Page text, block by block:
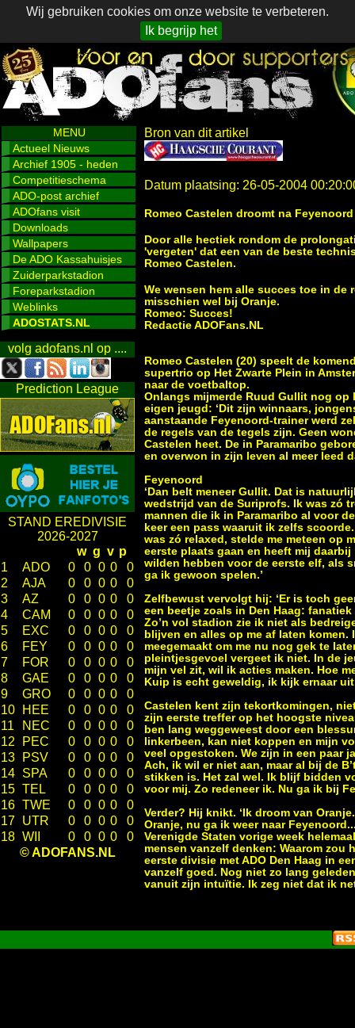
Wij gebruiken cookies om onze website te verbeteren.
Ik begrijp het
MENU
Actueel Nieuws
Archief 1905 - heden
Competitieschema
ADO-post archief
ADOfans visit
Downloads
Wallpapers
De ADO Kassahuisjes
Zuiderparkstadion
Foreparkstadion
Weblinks
ADOSTATS.NL
volg adofans.nl op ....
Prediction League
STAND EREDIVISIE
2026-2027
w g v p
1
ADO 0 0 0 0
0
2
AJA 0 0 0 0
0
3
AZ 0 0 0 0
0
4
CAM 0 0 0 0
0
5
EXC 0 0 0 0
0
6
FEY 0 0 0 0
0
7
FOR 0 0 0 0
0
8
GAE 0 0 0 0
0
9
GRO 0 0 0 0
0
10
HEE 0 0 0 0
0
11
NEC 0 0 0 0
0
12
PEC 0 0 0 0
0
13
PSV 0 0 0 0
0
14 SPA 0 0 0 0
0
15 TEL 0 0 0 0
0
16 TWE 0 0 0 0
0
17 UTR 0 0 0 0
0
18 WII 0 0 0 0
0
© ADOFANS.NL
Bron van dit artikel
Datum plaatsing: 26-05-2004
Romeo Castelen droomt na
Door alle hectiek rondom de
'vergeten' dat een van de beste
Romeo Castelen.
We wensen hem alle succes toe in
misschien wel bij Oranje.
Romeo: Succes!
Redactie ADOFans.NL
Romeo Castelen (20) speelt de
supertrio op Het Zwarte Plein in
naar de voetbaltop.
Onlangs mijmerde Ruud Gullit nog
eigen jeugd: ‘Dit zijn winnaars,
aanstaande Feyenoord-trainer werd
de regels van de tegels zijn. Geen
Castelen heet. De in Paramaribo
en overwon in zijn leven al meer leed
Feyenoord
‘Dan belt meneer Gullit. Dat is
wedstrijd van de Suriprofs. Ik was zó
mannen die ik in Paramaribo al voor
keer een pass waaruit ik zelfs
was zó relaxed, stelde me meteen op
eerste plaats gaan en heeft mij
wilden hebben voor de eerste elf, als
ga ik gewoon spelen.’
Zelfbewust vervolgt hij: ‘Er is toch
een beetje zoals in Den Haag:
Zo’n vol stadion zie ik niet als
blijven en alles op me af laten
meegemaakt om me nu nog gek te
pleintjesgevoel vergeet ik niet. In de
mijn vel zit, wil ik acties maken. Hoe
Kuip is echt geweldig, ik kijk ernaar
Castelen kent zijn tekortkomingen,
zijn eerste treffer op het hoogste
ben lang weggeweest door een
linkerbeen, kan niet koppen en mijn
veel opgestoken. We zijn in een paar
Ach, ik wil er niet aan, maar al bij de
stikken is. Het zal wel. Ik blijf bidden
voor mij. Zo redeneer ik. Nu ga ik bij
Verder? Hij knikt. ‘Ik droom van
Oranje, nu ga ik weer naar
Verenigde Staten vorige week
mensen vanzelf denken: Waarom
eerste divisie met ADO Den Haag in
vanzelf goed. Nog niet zo lang
vanuit zijn intuïtie. Ik zeg niet dat ik